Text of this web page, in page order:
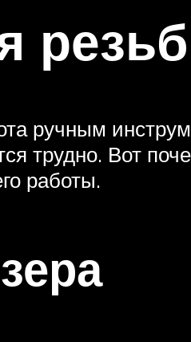
ручным
трудно. Вот
работы.